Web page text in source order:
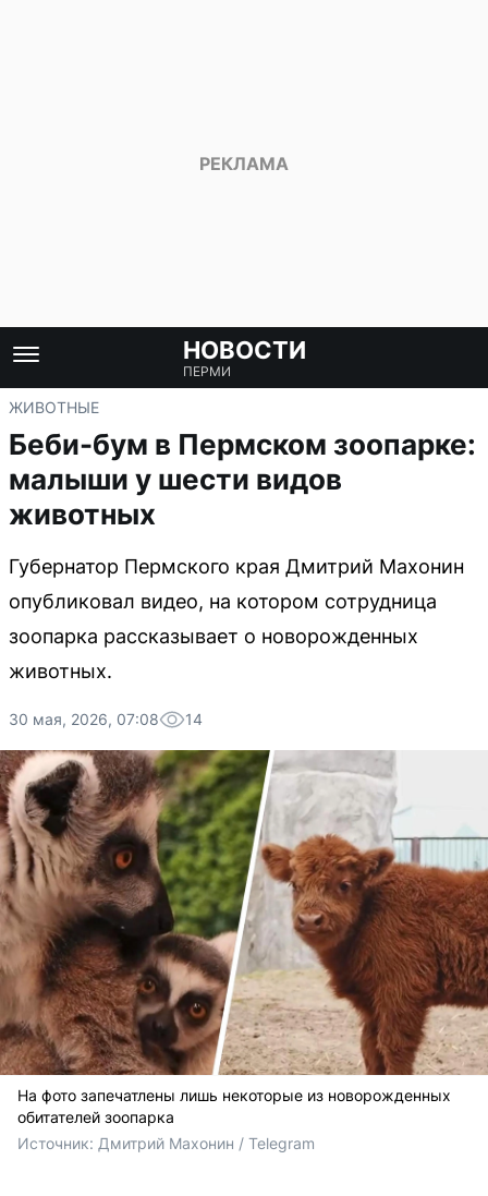
НОВОСТИ
ПЕРМИ
ЖИВОТНЫЕ
Беби-бум в Пермском зоопарке:
малыши у шести видов
животных
Губернатор Пермского края Дмитрий Махонин
опубликовал видео, на котором сотрудница
зоопарка рассказывает о новорожденных
животных.
30 мая, 2026, 07:08 14
На фото запечатлены лишь некоторые из новорожденных
обитателей зоопарка
Источник: Дмитрий Махонин / Telegram